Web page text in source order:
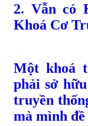
2. Vẫn có
Khoá Cơ
Một khoá
phải sở
truyền
mà mình đề